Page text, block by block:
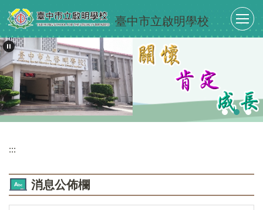
跳
到
主
要
內
容
區
臺中市立啟明學校
:::
消息公佈欄